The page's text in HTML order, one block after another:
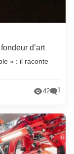
d’art
» : il raconte
42 1